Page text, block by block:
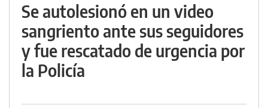
Se autolesionó en un video
sangriento ante sus seguidores
y fue rescatado de urgencia por
la Policía